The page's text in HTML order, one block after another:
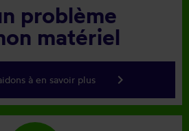
problème
matériel
à en savoir plus keyboard_arrow_right